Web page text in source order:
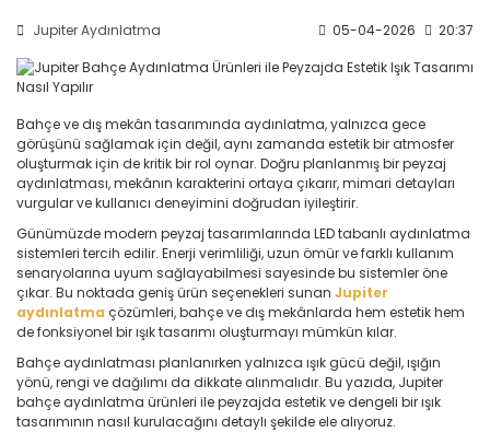
Jupiter Aydınlatma 05-04-2026 20:37
Bahçe ve dış mekân tasarımında aydınlatma, yalnızca gece
görüşünü sağlamak için değil, aynı zamanda estetik bir atmosfer
oluşturmak için de kritik bir rol oynar. Doğru planlanmış bir peyzaj
aydınlatması, mekânın karakterini ortaya çıkarır, mimari detayları
vurgular ve kullanıcı deneyimini doğrudan iyileştirir.
Günümüzde modern peyzaj tasarımlarında LED tabanlı aydınlatma
sistemleri tercih edilir. Enerji verimliliği, uzun ömür ve farklı kullanım
senaryolarına uyum sağlayabilmesi sayesinde bu sistemler öne
çıkar. Bu noktada geniş ürün seçenekleri sunan Jupiter
aydınlatma çözümleri, bahçe ve dış mekânlarda hem estetik hem
de fonksiyonel bir ışık tasarımı oluşturmayı mümkün kılar.
Bahçe aydınlatması planlanırken yalnızca ışık gücü değil, ışığın
yönü, rengi ve dağılımı da dikkate alınmalıdır. Bu yazıda, Jupiter
bahçe aydınlatma ürünleri ile peyzajda estetik ve dengeli bir ışık
tasarımının nasıl kurulacağını detaylı şekilde ele alıyoruz.